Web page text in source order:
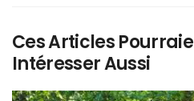
Ces Articles
Intéresser Aussi